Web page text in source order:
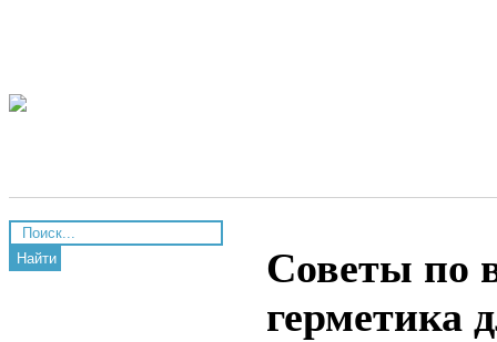
Найти
Советы по
герметика